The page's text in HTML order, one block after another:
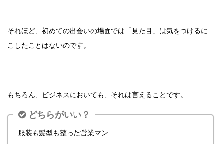
それほど、初めての出会いの場面では「見た目」は気をつけるに
こしたことはないのです。
もちろん、ビジネスにおいても、それは言えることです。
どちらがいい？
服装も髪型も整った営業マン